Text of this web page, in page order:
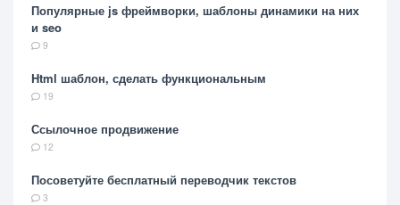
Популярные js фреймворки, шаблоны динамики на них
и seo
9
Html шаблон, сделать функциональным
19
Ссылочное продвижение
12
Посоветуйте бесплатный переводчик текстов
3